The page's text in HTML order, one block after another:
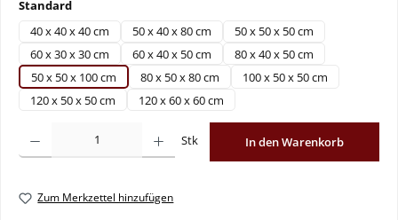
Standardauswählen
40 x 40 x 40 cm
50 x 40 x 80 cm
50 x 50 x 50 cm
60 x 30 x 30 cm
60 x 40 x 50 cm
80 x 40 x 50 cm
50 x 50 x 100 cm
80 x 50 x 80 cm
100 x 50 x 50 cm
120 x 50 x 50 cm
120 x 60 x 60 cm
Stk In den Warenkorb
Zum Merkzettel hinzufügen